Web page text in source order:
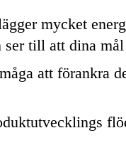
mycket
ser till att dina
att förankra